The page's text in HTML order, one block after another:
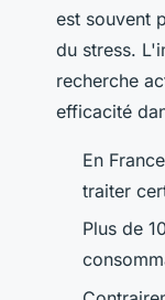
est souvent
du stress.
recherche
efficacité
En
traiter
Plus de